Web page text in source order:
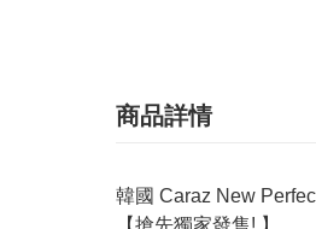
商品詳情
韓國 Caraz New
【搶先獨家發售! 】